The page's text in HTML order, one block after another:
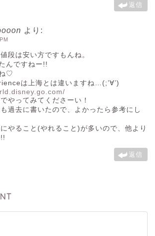
返信
より:
段は安い方ですもんね。
んですねー!!
♡
は上海とは違いますね…(;’∀’)
やってみてくださーい！
過去に書いたので、よかったら参考にし
やること(やれること)が多いので、他より
返信